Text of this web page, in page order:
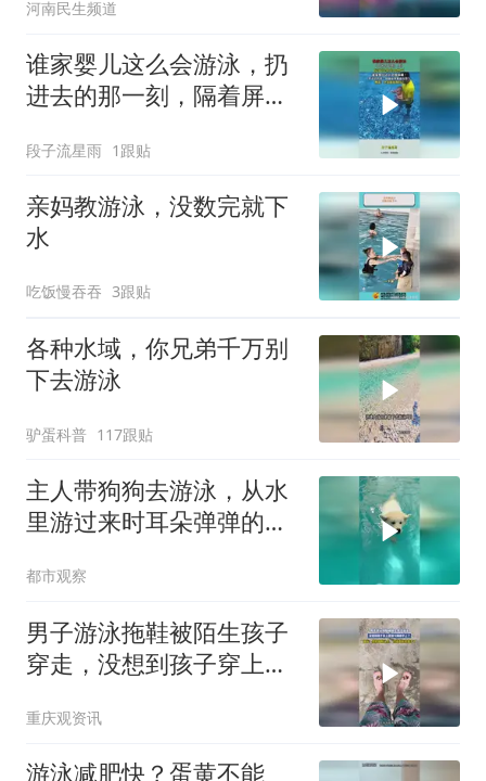
了
河南民生频道
谁家婴儿这么会游泳，扔
进去的那一刻，隔着屏幕
段子流星雨 1跟贴
亲妈教游泳，没数完就下
水
吃饭慢吞吞 3跟贴
各种水域，你兄弟千万别
下去游泳
驴蛋科普 117跟贴
主人带狗狗去游泳，从水
里游过来时耳朵弹弹的，
了
都市观察
男子游泳拖鞋被陌生孩子
穿走，没想到孩子穿上直
你的拖鞋认主，已经开始
咬孩子了
重庆观资讯
游泳减肥快？蛋黄不能